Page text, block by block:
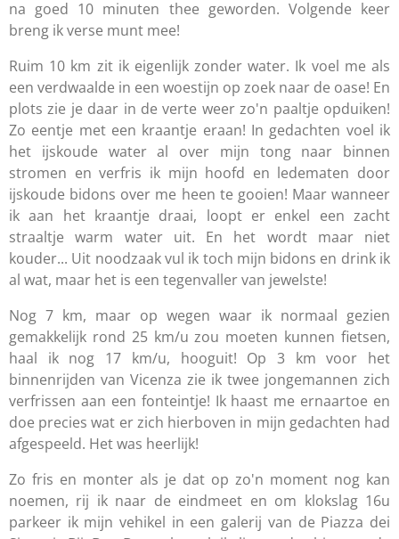
na goed 10 minuten thee geworden. Volgende keer
breng ik verse munt mee!
Ruim 10 km zit ik eigenlijk zonder water. Ik voel me als
een verdwaalde in een woestijn op zoek naar de oase! En
plots zie je daar in de verte weer zo'n paaltje opduiken!
Zo eentje met een kraantje eraan! In gedachten voel ik
het ijskoude water al over mijn tong naar binnen
stromen en verfris ik mijn hoofd en ledematen door
ijskoude bidons over me heen te gooien! Maar wanneer
ik aan het kraantje draai, loopt er enkel een zacht
straaltje warm water uit. En het wordt maar niet
kouder... Uit noodzaak vul ik toch mijn bidons en drink ik
al wat, maar het is een tegenvaller van jewelste!
Nog 7 km, maar op wegen waar ik normaal gezien
gemakkelijk rond 25 km/u zou moeten kunnen fietsen,
haal ik nog 17 km/u, hooguit! Op 3 km voor het
binnenrijden van Vicenza zie ik twee jongemannen zich
verfrissen aan een fonteintje! Ik haast me ernaartoe en
doe precies wat er zich hierboven in mijn gedachten had
afgespeeld. Het was heerlijk!
Zo fris en monter als je dat op zo'n moment nog kan
noemen, rij ik naar de eindmeet en om klokslag 16u
parkeer ik mijn vehikel in een galerij van de Piazza dei